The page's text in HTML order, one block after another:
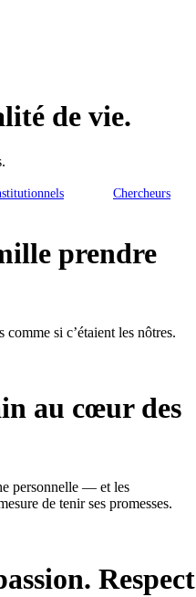
de vie.
Chercheurs
prendre
si c’étaient les nôtres.
au cœur des
personnelle — et les
de tenir ses promesses.